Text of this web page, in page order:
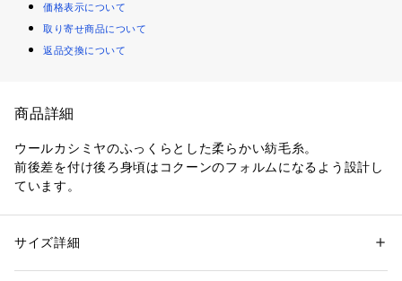
価格表示について
取り寄せ商品について
返品交換について
商品詳細
ウールカシミヤのふっくらとした柔らかい紡毛糸。
前後差を付け後ろ身頃はコクーンのフォルムになるよう設計し
ています。
性別：レディース
素材：毛 70% カシミヤ 30%
サイズ詳細